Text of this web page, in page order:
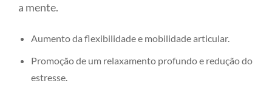
a mente.
Aumento da flexibilidade e mobilidade articular.
Promoção de um relaxamento profundo e redução do
estresse.